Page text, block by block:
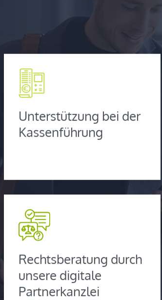
Unterstützung bei der
Kassenführung
Rechtsberatung durch
unsere digitale
Partnerkanzlei